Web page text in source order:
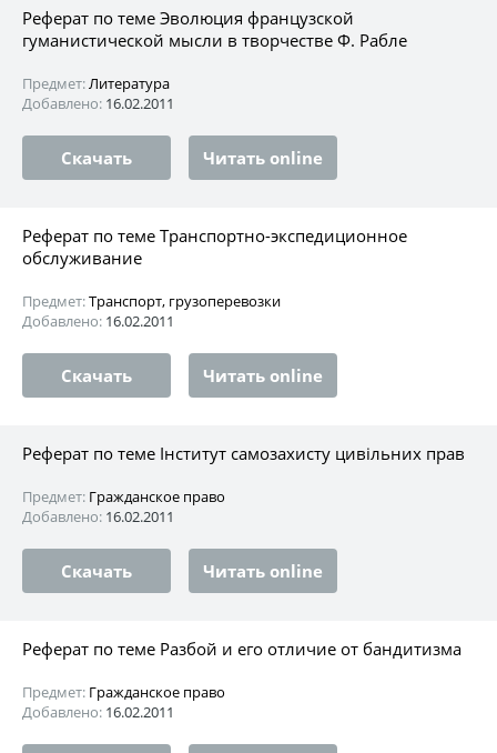
Реферат по теме Эволюция французской
гуманистической мысли в творчестве Ф. Рабле
Предмет:Литература
Добавлено: 16.02.2011
Скачать Читать online
Реферат по теме Транспортно-экспедиционное
обслуживание
Предмет:Транспорт, грузоперевозки
Добавлено: 16.02.2011
Скачать Читать online
Реферат по теме Інститут самозахисту цивільних прав
Предмет: Гражданское право
Добавлено: 16.02.2011
Скачать Читать online
Реферат по теме Разбой и его отличие от бандитизма
Предмет: Гражданское право
Добавлено: 16.02.2011